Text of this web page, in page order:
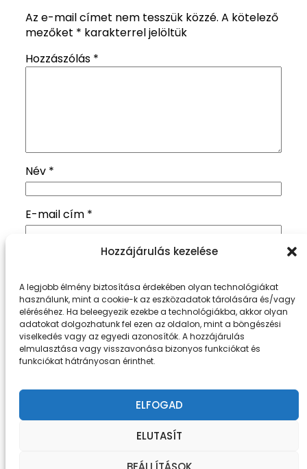
Hozzájárulás kezelése
A legjobb élmény biztosítása érdekében olyan technológiákat
használunk, mint a cookie-k az eszközadatok tárolására és/vagy
eléréséhez. Ha beleegyezik ezekbe a technológiákba, akkor olyan
adatokat dolgozhatunk fel ezen az oldalon, mint a böngészési
viselkedés vagy az egyedi azonosítók. A hozzájárulás
elmulasztása vagy visszavonása bizonyos funkciókat és
funkciókat hátrányosan érinthet.
ELFOGAD
ELUTASÍT
Az e-mail címet nem tesszük közzé. A kötelező
mezőket * karakterrel jelöltük
Hozzászólás *
Név *
E-mail cím *
A nevem, e-mail címem, és weboldalcímem
mentése a böngészőben a következő
hozzászólásomhoz.